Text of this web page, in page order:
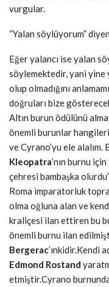
vurgular.
“Yalan söylüyorum”
Eğer yalancı ise yalan
söylemektedir, yani yine
olup olmadığını
doğruları bize
Altın burun ödülünü
önemli burunlar
ve Cyrano’yu ele alalım.
Kleopatra’nın burnu
çehresi bambaşka
Roma imparatorluk
olma oğluna alan ve
kraliçesi ilan ettiren bu
önemli burnu ilan
Bergerac’ınkidir.Kendi
Edmond Rostand
etmiştir.Cyrano